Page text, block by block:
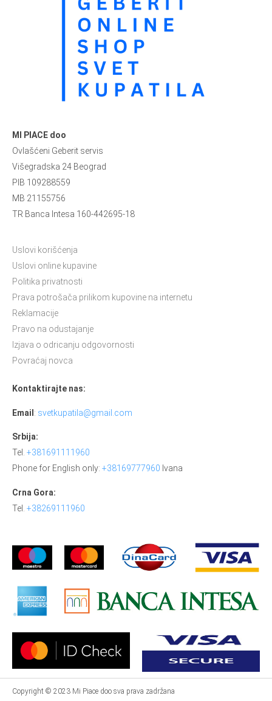
MI PIACE doo
Ovlašćeni Geberit servis
Višegradska 24 Beograd
PIB 109288559
MB 21155756
TR Banca Intesa 160-442695-18
Uslovi korišćenja
Uslovi online kupavine
Politika privatnosti
Prava potrošača prilikom kupovine na internetu
Reklamacije
Pravo na odustajanje
Izjava o odricanju odgovornosti
Povraćaj novca
Kontaktirajte nas:
Email : svetkupatila@gmail.com
Srbija:
Tel. +381691111960
Phone for English only: +38169777960 Ivana
Crna Gora:
Tel. +38269111960
Copyright © 2023 Mi Piace doo sva prava zadržana